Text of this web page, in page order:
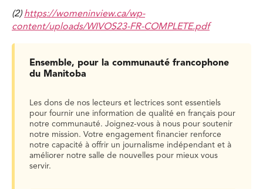
(2) https://womeninview.ca/wp-
content/uploads/WIVOS23-FR-COMPLETE.pdf
Ensemble, pour la communauté francophone
du Manitoba
Les dons de nos lecteurs et lectrices sont essentiels
pour fournir une information de qualité en français pour
notre communauté. Joignez-vous à nous pour soutenir
notre mission. Votre engagement financier renforce
notre capacité à offrir un journalisme indépendant et à
améliorer notre salle de nouvelles pour mieux vous
servir.